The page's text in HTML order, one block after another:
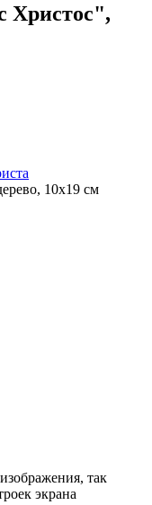
Христос",
10х19 см
так
экрана